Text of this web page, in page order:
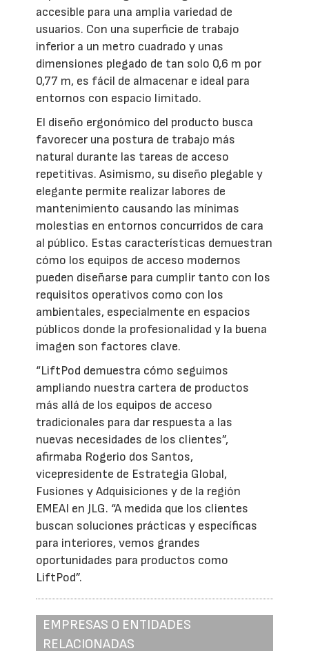
accesible para una amplia variedad de
usuarios. Con una superficie de trabajo
inferior a un metro cuadrado y unas
dimensiones plegado de tan solo 0,6 m por
0,77 m, es fácil de almacenar e ideal para
entornos con espacio limitado.
El diseño ergonómico del producto busca
favorecer una postura de trabajo más
natural durante las tareas de acceso
repetitivas. Asimismo, su diseño plegable y
elegante permite realizar labores de
mantenimiento causando las mínimas
molestias en entornos concurridos de cara
al público. Estas características demuestran
cómo los equipos de acceso modernos
pueden diseñarse para cumplir tanto con los
requisitos operativos como con los
ambientales, especialmente en espacios
públicos donde la profesionalidad y la buena
imagen son factores clave.
“LiftPod demuestra cómo seguimos
ampliando nuestra cartera de productos
más allá de los equipos de acceso
tradicionales para dar respuesta a las
nuevas necesidades de los clientes”,
afirmaba Rogerio dos Santos,
vicepresidente de Estrategia Global,
Fusiones y Adquisiciones y de la región
EMEAI en JLG. “A medida que los clientes
buscan soluciones prácticas y específicas
para interiores, vemos grandes
oportunidades para productos como
LiftPod”.
EMPRESAS O ENTIDADES
RELACIONADAS